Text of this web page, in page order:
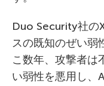
Duo Security社の
スの既知のぜい弱
こ数年、攻撃者は
い弱性を悪用し、